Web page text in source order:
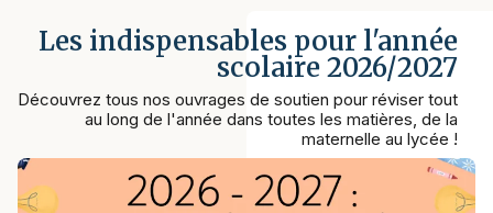
Les indispensables pour l'année
scolaire 2026/2027
Découvrez tous nos ouvrages de soutien pour réviser tout
au long de l'année dans toutes les matières, de la
maternelle au lycée !